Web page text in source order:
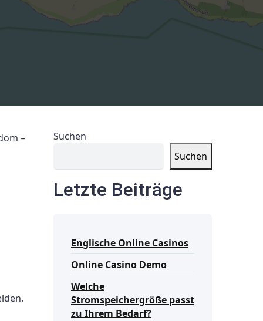
–
Suchen
Suchen
Letzte Beiträge
Englische Online Casinos
Online Casino Demo
Welche
Stromspeichergröße passt
zu Ihrem Bedarf?